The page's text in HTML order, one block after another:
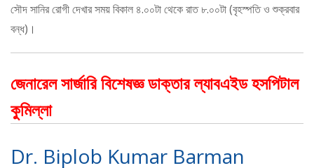
সৌদ সানির রোগী দেখার সময় বিকাল ৪.০০টা থেকে রাত ৮.০০টা (বৃহস্পতি ও শুক্রবার
বন্ধ)।
জেনারেল সার্জারি বিশেষজ্ঞ ডাক্তার ল্যাবএইড হসপিটাল
কুমিল্লা
Dr. Biplob Kumar Barman